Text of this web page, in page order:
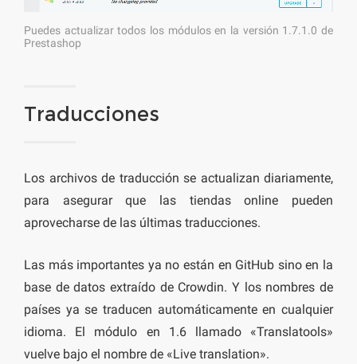
Puedes actualizar todos los módulos en la versión 1.7.1.0 de
Prestashop
Traducciones
Los archivos de traducción se actualizan diariamente,
para asegurar que las tiendas online pueden
aprovecharse de las últimas traducciones.
Las más importantes ya no están en GitHub sino en la
base de datos extraído de Crowdin. Y los nombres de
países ya se traducen automáticamente en cualquier
idioma. El módulo en 1.6 llamado «Translatools»
vuelve bajo el nombre de «Live translation».